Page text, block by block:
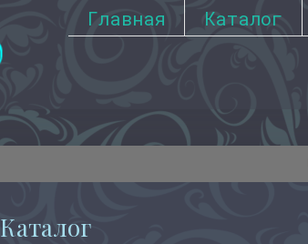
Главная Каталог
Каталог